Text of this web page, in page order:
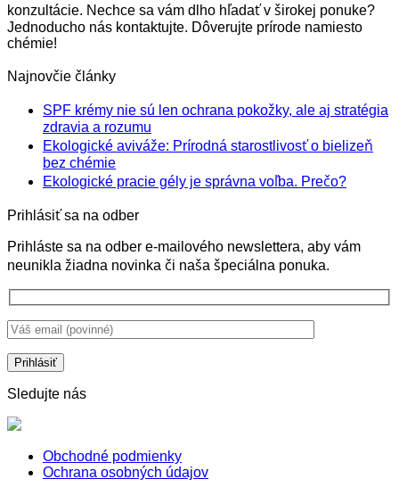
konzultácie. Nechce sa vám dlho hľadať v širokej ponuke?
Jednoducho nás kontaktujte. Dôverujte prírode namiesto
chémie!
Najnovčie články
SPF krémy nie sú len ochrana pokožky, ale aj stratégia
zdravia a rozumu
komentáre
SPF
krémy
len
ochrana
ale
aj
stratégia
zdravia
Ekologické aviváže: Prírodná starostlivosť o bielizeň
bez chémieŽiadne
komentáre
Ekologické
Prírodná
starostlivosť
bielizeň
bez
chémie
Ekologické pracie gély je správna voľba. Prečo?Žiadne
pracie
správna
Prihlásiť sa na odber
Prihláste sa na odber e-mailového newslettera, aby vám
neunikla žiadna novinka či naša špeciálna ponuka.
Sledujte nás
Obchodné podmienky
Ochrana osobných údajov